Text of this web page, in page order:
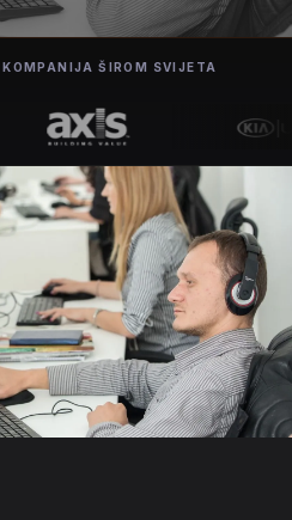
KOMPANIJA ŠIROM SVIJETA